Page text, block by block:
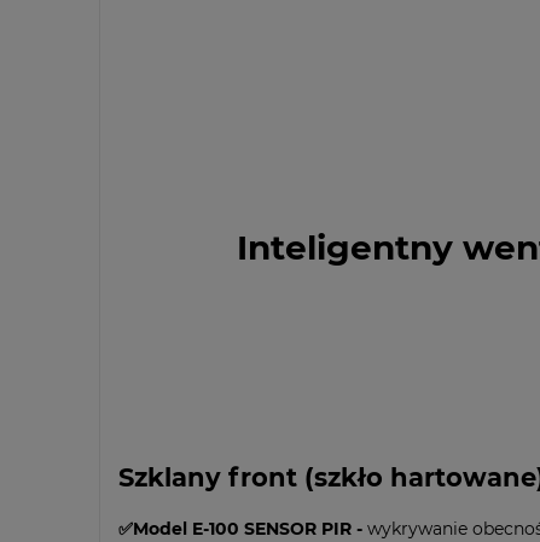
Inteligentny
Szklany front (szkło
✅Model E-100 SENSOR PIR - wykrywanie